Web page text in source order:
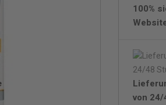
100%
von